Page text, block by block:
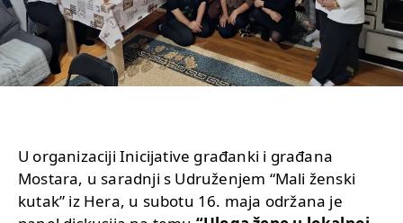
U organizaciji Inicijative građanki i građana
Mostara, u saradnji s Udruženjem “Mali ženski
kutak” iz Hera, u subotu 16. maja održana je